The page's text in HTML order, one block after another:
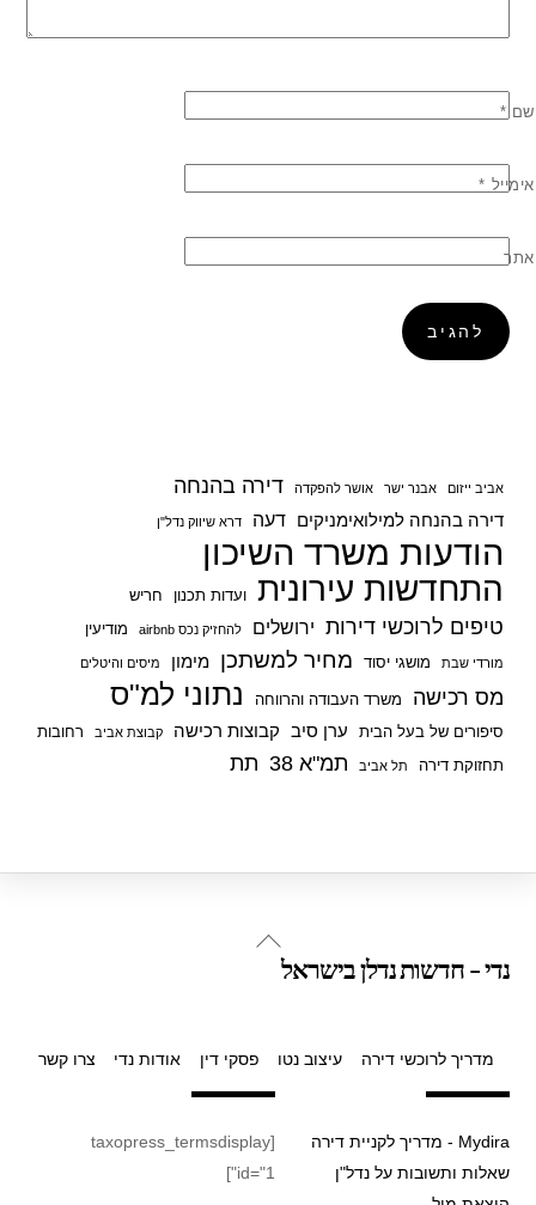
שם *
אימייל *
אתר
אביב ייזום אבנר ישר אושר להפקדה דירה בהנחה
דירה בהנחה למילואימניקים דעה דרא שיווק נדל"ן
הודעות משרד השיכון
התחדשות עירונית ועדות תכנון חריש
טיפים לרוכשי דירות ירושלים להחזיק נכס airbnb מודיעין
מורדי שבת מושגי יסוד מחיר למשתכן מימון מיסים והיטלים
מס רכישה משרד העבודה והרווחה נתוני למ"ס
סיפורים של בעל הבית ערן סיב קבוצות רכישה קבוצת אביב
רחובות
תחזוקת דירה
תל אביב תמ"א 38 תת
Back
נדי - חדשות נדלן בישראל
מדריך לרוכשי דירה עיצוב נטו פסקי דין אודות נדי צרו קשר
Mydira - מדריך לקניית דירה
שאלות ותשובות על נדל"ן
[taxopress_termsdisplay
id="1"]